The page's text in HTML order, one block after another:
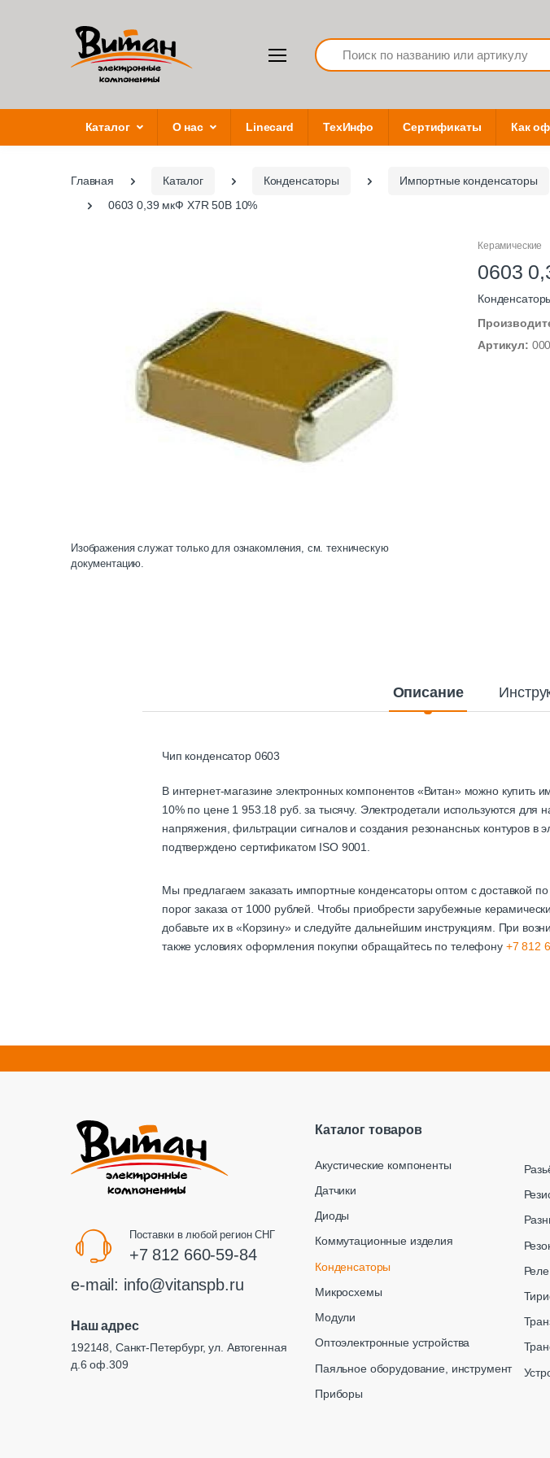
Search
Каталог О нас Linecard ТехИнфо Сертификаты Как
Главная Каталог Конденсаторы Импортные конденсаторы
0603 0,39 мкФ X7R 50В 10%
Изображения служат только для ознакомления, см. техническую
документацию.
Керамические
0603
Артикул:
Описание
Чип конденсатор 0603
В интернет-магазине электронных компонентов «Витан» можно
10% по цене 1 953.18 руб. за тысячу. Электродетали используются для
напряжения, фильтрации сигналов и создания резонансных контуров в
подтверждено сертификатом ISO 9001.
Мы предлагаем заказать импортные конденсаторы оптом с
порог заказа от 1000 рублей. Чтобы приобрести зарубежные
добавьте их в «Корзину» и следуйте дальнейшим инструкциям. При
также условиях оформления покупки обращайтесь по телефону +7 812
Поставки в любой регион СНГ
+7 812 660-59-84
e-mail: info@vitanspb.ru
Наш адрес
192148, Санкт-Петербург, ул. Автогенная
д.6 оф.309
Каталог товаров
Акустические компоненты
Датчики
Диоды
Коммутационные изделия
Конденсаторы
Микросхемы
Модули
Оптоэлектронные устройства
Паяльное оборудование, инструмент
Приборы
Реле